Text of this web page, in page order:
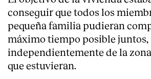
conseguir que todos los
pequeña familia pudieran
máximo tiempo posible juntos,
independientemente de la
que estuvieran.